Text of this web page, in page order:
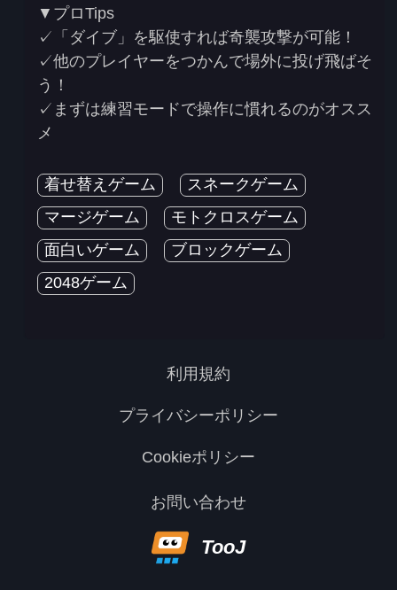
▼プロTips
✓「ダイブ」を駆使すれば奇襲攻撃が可能！
✓他のプレイヤーをつかんで場外に投げ飛ばそ
う！
✓まずは練習モードで操作に慣れるのがオスス
メ
着せ替えゲーム
スネークゲーム
マージゲーム
モトクロスゲーム
面白いゲーム
ブロックゲーム
2048ゲーム
利用規約
プライバシーポリシー
Cookieポリシー
お問い合わせ
TooJ